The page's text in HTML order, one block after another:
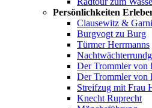
Persönlichkeiten
Clausewitz &
Burgvogt zu Burg
Türmer Herrmanns
Der Trommler von
Der Trommler von
Streifzug mit Frau
Knecht Ruprecht